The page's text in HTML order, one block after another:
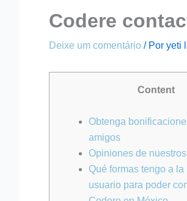
Codere
Deixe um comentário / Por yeti
Content
Obtenga
amigos
Opiniones de
Qué formas tengo a la
usuario para poder